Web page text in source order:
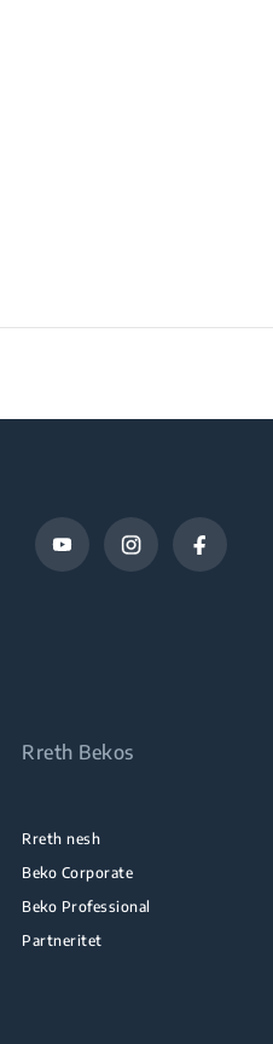
Rreth Bekos
Rreth nesh
Beko Corporate
Beko Professional
Partneritet